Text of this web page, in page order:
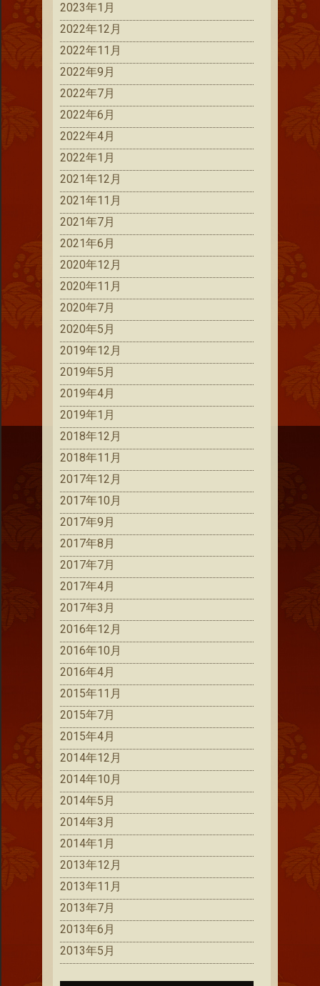
2023年1月
2022年12月
2022年11月
2022年9月
2022年7月
2022年6月
2022年4月
2022年1月
2021年12月
2021年11月
2021年7月
2021年6月
2020年12月
2020年11月
2020年7月
2020年5月
2019年12月
2019年5月
2019年4月
2019年1月
2018年12月
2018年11月
2017年12月
2017年10月
2017年9月
2017年8月
2017年7月
2017年4月
2017年3月
2016年12月
2016年10月
2016年4月
2015年11月
2015年7月
2015年4月
2014年12月
2014年10月
2014年5月
2014年3月
2014年1月
2013年12月
2013年11月
2013年7月
2013年6月
2013年5月